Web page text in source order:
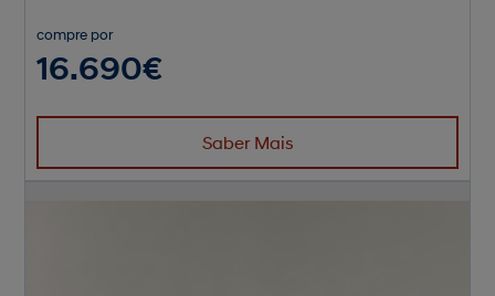
compre por
16.690€
Saber Mais